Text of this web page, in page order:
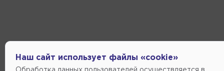
Наш сайт использует файлы «cookie»